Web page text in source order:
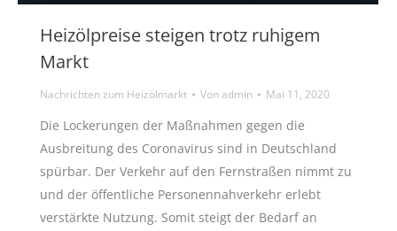
Heizölpreise steigen trotz ruhigem
Markt
Nachrichten zum Heizölmarkt Vonadmin Mai 11, 2020
Die Lockerungen der Maßnahmen gegen die
Ausbreitung des Coronavirus sind in Deutschland
spürbar. Der Verkehr auf den Fernstraßen nimmt zu
und der öffentliche Personennahverkehr erlebt
verstärkte Nutzung. Somit steigt der Bedarf an